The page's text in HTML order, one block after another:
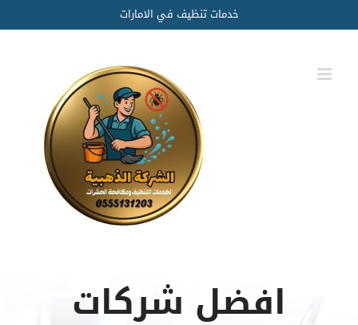
to
content
خدمات تنظيف في الامارات
افضل شركات